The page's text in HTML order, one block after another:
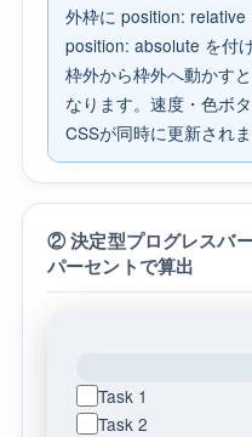
外枠に position:
position: absolute を付
枠外から枠外へ動かす
なります。速度・色ボ
CSSが同時に更新されま
② 決定型プログレスバ
パーセントで算出
Task 1
Task 2